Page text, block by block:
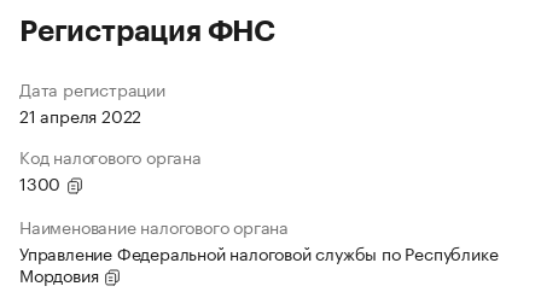
Регистрация ФНС
Дата регистрации
21 апреля 2022
Код налогового органа
1300
Наименование налогового органа
Управление Федеральной налоговой службы по Республике
Мордовия